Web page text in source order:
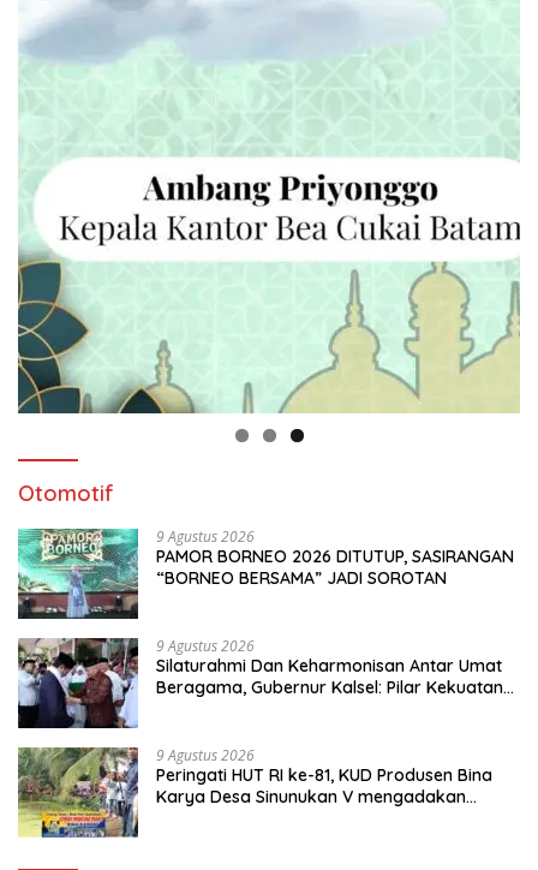
Otomotif
9 Agustus 2026
PAMOR BORNEO 2026 DITUTUP, SASIRANGAN
“BORNEO BERSAMA” JADI SOROTAN
9 Agustus 2026
Silaturahmi Dan Keharmonisan Antar Umat
Beragama, Gubernur Kalsel: Pilar Kekuatan
9 Agustus 2026
Peringati HUT RI ke-81, KUD Produsen Bina
Karya Desa Sinunukan V mengadakan